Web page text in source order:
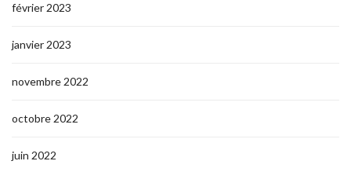
février 2023
janvier 2023
novembre 2022
octobre 2022
juin 2022